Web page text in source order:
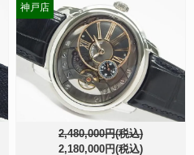
2,480,000円(税込)
2,180,000円(税込)
神戸店